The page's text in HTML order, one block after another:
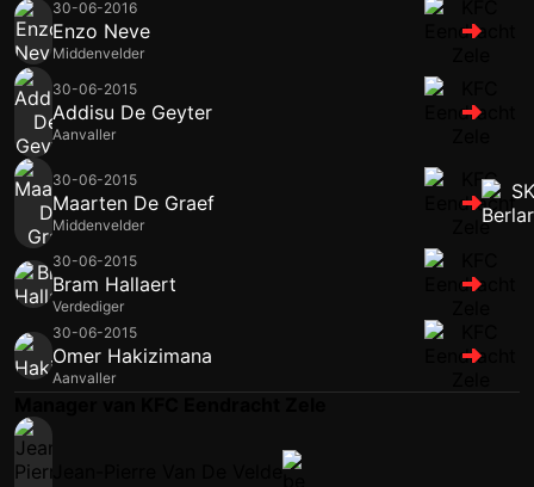
30-06-2016
Enzo Neve
Middenvelder
30-06-2015
Addisu De Geyter
Aanvaller
30-06-2015
Maarten De Graef
Middenvelder
30-06-2015
Bram Hallaert
Verdediger
30-06-2015
Omer Hakizimana
Aanvaller